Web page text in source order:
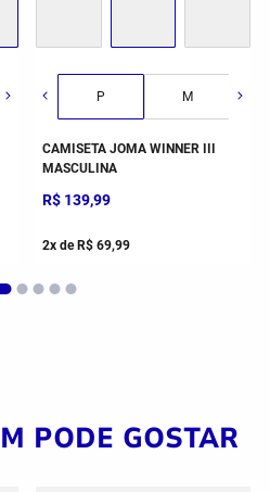
G P M
CAMISETA JOMA WINNER III
MASCULINA
R$ 139,99
2x deR$ 69,99
PODE GOSTAR